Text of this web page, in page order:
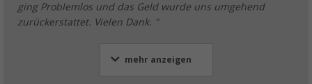
ging Problemlos und das Geld wurde uns umgehend
zurückerstattet. Vielen Dank. "
mehr anzeigen